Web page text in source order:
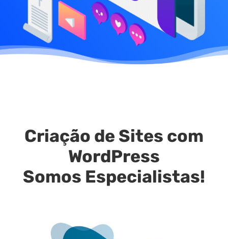
Criação de Sites com
WordPress
Somos Especialistas!